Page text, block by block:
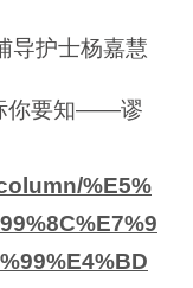
导护士杨嘉慧
你要知——谬
%E5%